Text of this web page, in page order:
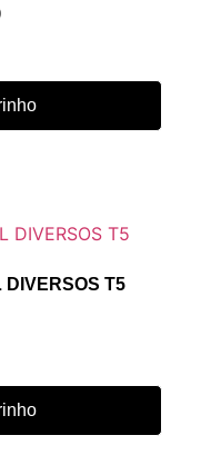
DIVERSOS T5